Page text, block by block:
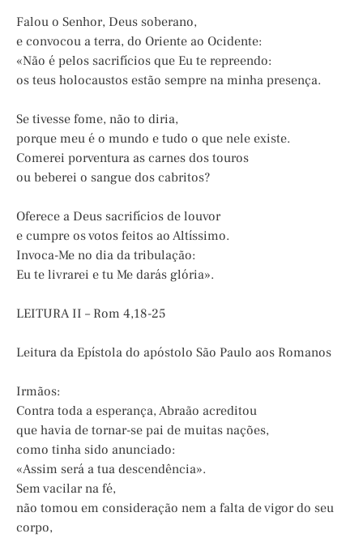
Falou o Senhor, Deus soberano,
e convocou a terra, do Oriente ao Ocidente:
«Não é pelos sacrifícios que Eu te repreendo:
os teus holocaustos estão sempre na minha presença.
Se tivesse fome, não to diria,
porque meu é o mundo e tudo o que nele existe.
Comerei porventura as carnes dos touros
ou beberei o sangue dos cabritos?
Oferece a Deus sacrifícios de louvor
e cumpre os votos feitos ao Altíssimo.
Invoca-Me no dia da tribulação:
Eu te livrarei e tu Me darás glória».
LEITURA II – Rom 4,18-25
Leitura da Epístola do apóstolo São Paulo aos Romanos
Irmãos:
Contra toda a esperança, Abraão acreditou
que havia de tornar-se pai de muitas nações,
como tinha sido anunciado:
«Assim será a tua descendência».
Sem vacilar na fé,
não tomou em consideração nem a falta de vigor do seu
corpo,